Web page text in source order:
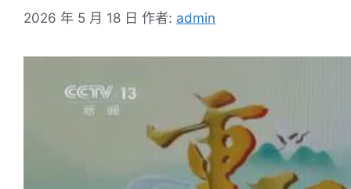
2026 年 5 月 18 日 作者: admin